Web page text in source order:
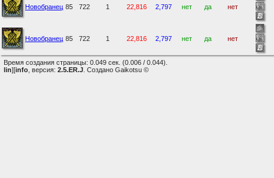
Новобранец 85 722 1 22,816 2,797 нет да нет
Новобранец 85 722 1 22,816 2,797 нет да нет
Время создания страницы: 0.049 сек. (0.006 / 0.044).
lin][info , версия: 2.5.ER.J . Создано Gaikotsu ©